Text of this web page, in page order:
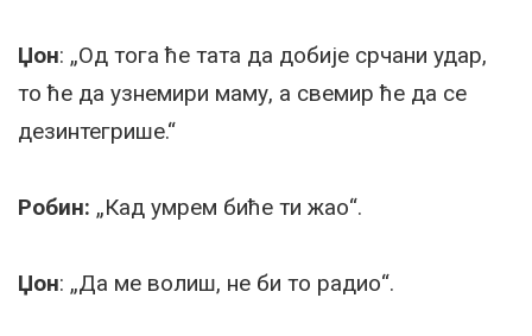
Џон: „Од тога ће тата да добије срчани удар,
то ће да узнемири маму, а свемир ће да се
дезинтегрише.“
Робин: „Кад умрем биће ти жао“.
Џон: „Да ме волиш, не би то радио“.